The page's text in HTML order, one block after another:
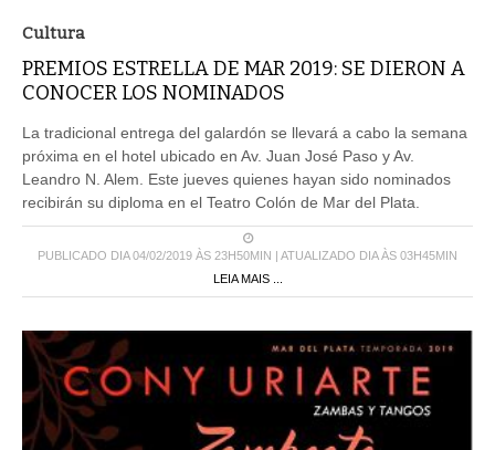
Cultura
PREMIOS ESTRELLA DE MAR 2019: SE DIERON A
CONOCER LOS NOMINADOS
La tradicional entrega del galardón se llevará a cabo la semana
próxima en el hotel ubicado en Av. Juan José Paso y Av.
Leandro N. Alem. Este jueves quienes hayan sido nominados
recibirán su diploma en el Teatro Colón de Mar del Plata.
PUBLICADO DIA 04/02/2019 ÀS 23H50MIN | ATUALIZADO DIA ÀS 03H45MIN
LEIA MAIS ...